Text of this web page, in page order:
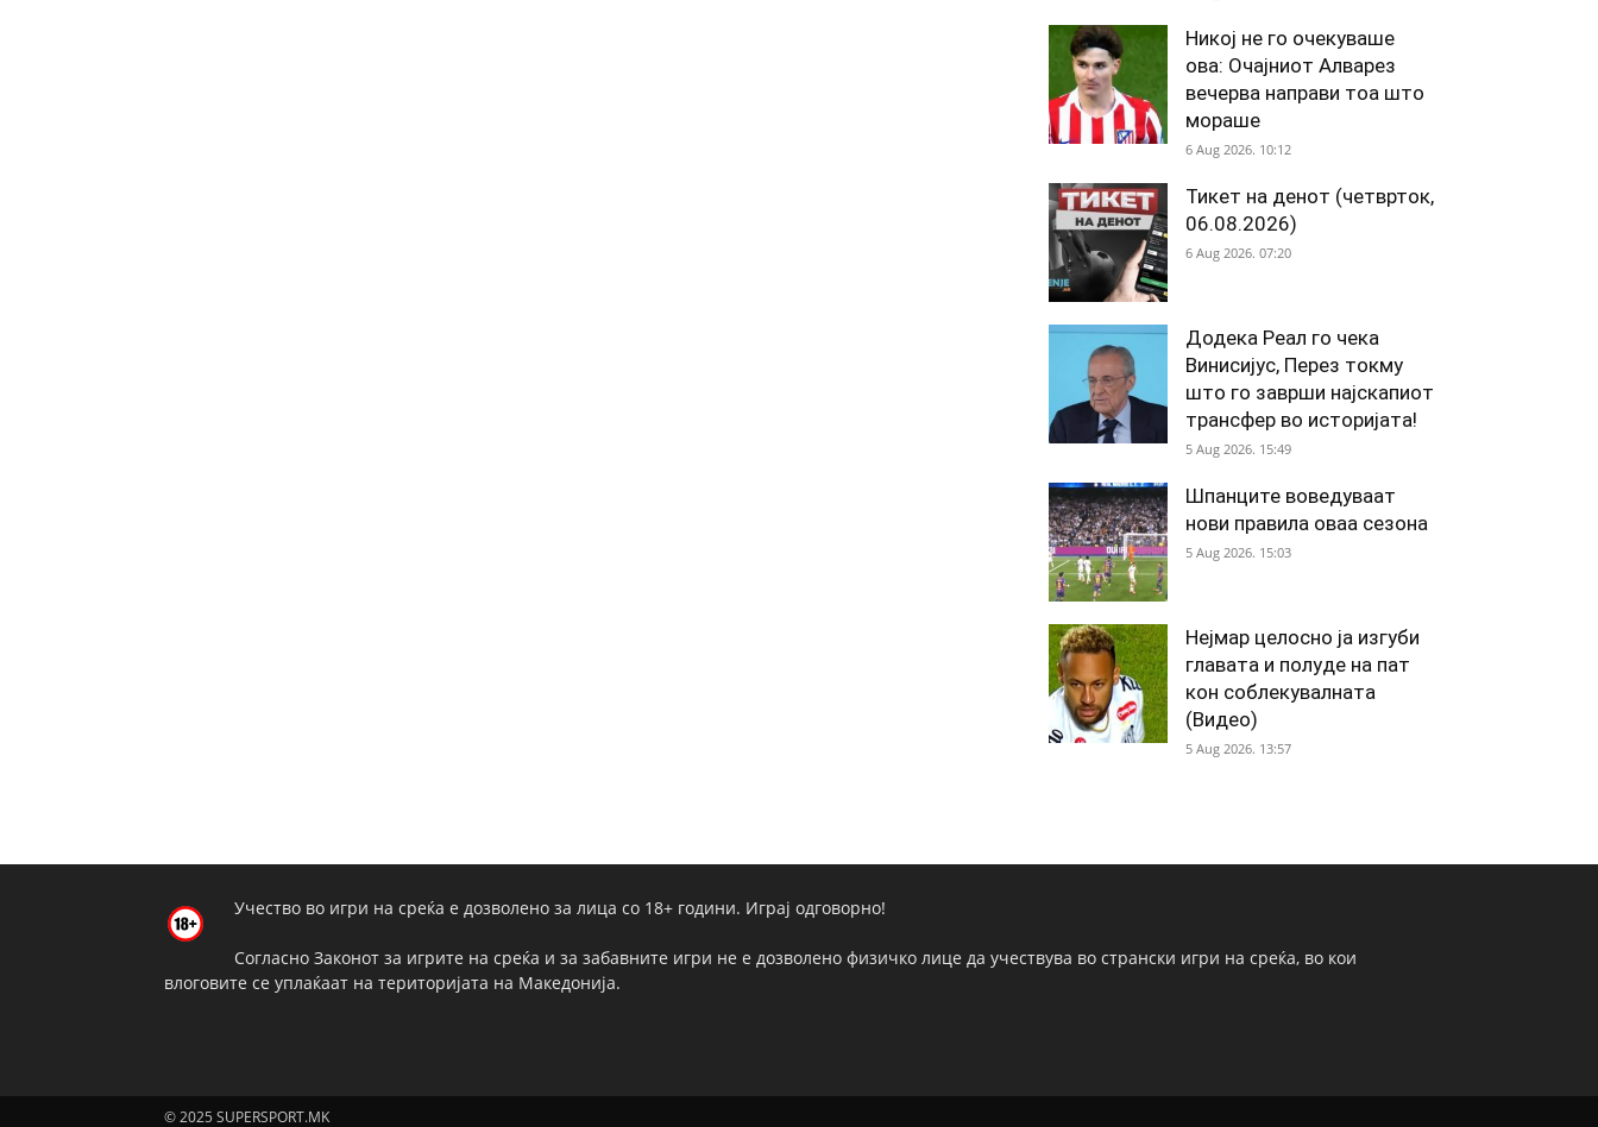
Никој не го очекуваше
ова: Очајниот Алварез
вечерва направи тоа што
мораше
6 Aug 2026. 10:12
Тикет на денот (четврток,
06.08.2026)
6 Aug 2026. 07:20
Додека Реал го чека
Винисијус, Перез токму
што го заврши најскапиот
трансфер во историјата!
5 Aug 2026. 15:49
Шпанците воведуваат
нови правила оваа сезона
5 Aug 2026. 15:03
Нејмар целосно ја изгуби
главата и полуде на пат
кон соблекувалната
(Видео)
5 Aug 2026. 13:57
Учество во игри на среќа е дозволено за лица со 18+ години. Играј одговорно!
Согласно Законот за игрите на среќа и за забавните игри не е дозволено физичко лице да учествува во странски игри на среќа, во кои
влоговите се уплаќаат на територијата на Македонија.
© 2025 SUPERSPORT.MK